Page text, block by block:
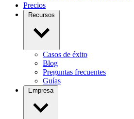
Precios
Recursos
Casos de éxito
Blog
Preguntas frecuentes
Guías
Empresa